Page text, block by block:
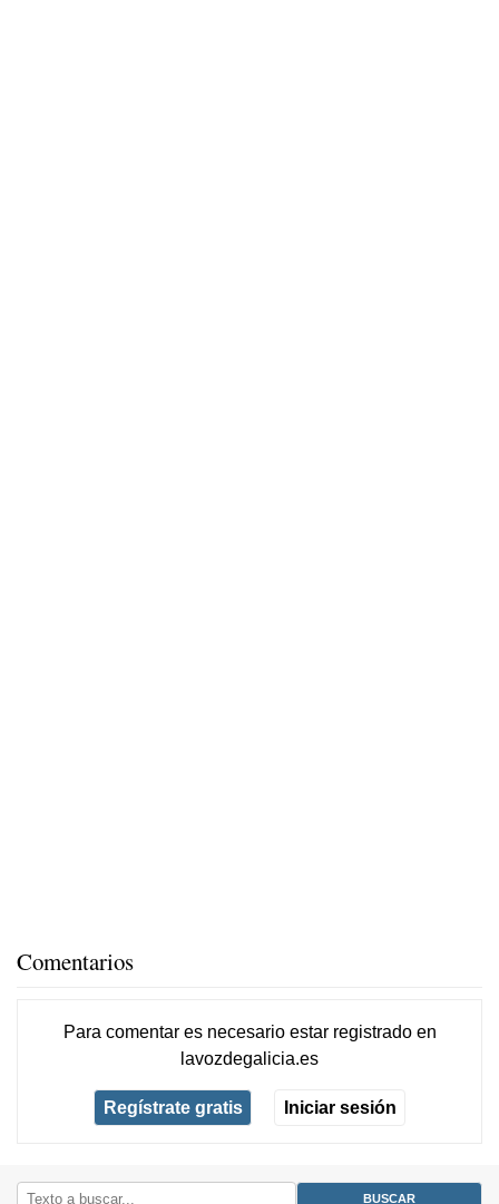
Comentarios
Para comentar es necesario estar registradoen
lavozdegalicia.es
Regístrate gratis Iniciar sesión